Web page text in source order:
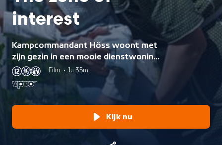
interest
Kampcommandant Höss woont met
zijn gezin in een mooie dienstwoning,
die grenst aan de muur van
Auschwitz. Zijn vrouw voelt zich de
koning te rijk en heeft een waar
paradijs voor haar gezin gecreëerd.
Film • 1u 35m
Kijk nu